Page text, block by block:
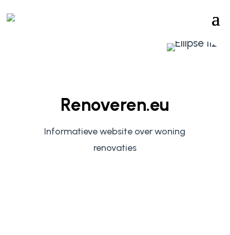
Renoveren.eu
Informatieve website over woning
renovaties